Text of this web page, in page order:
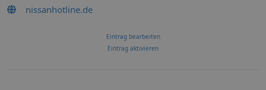
nissanhotline.de
Eintrag bearbeiten
Eintrag aktivieren